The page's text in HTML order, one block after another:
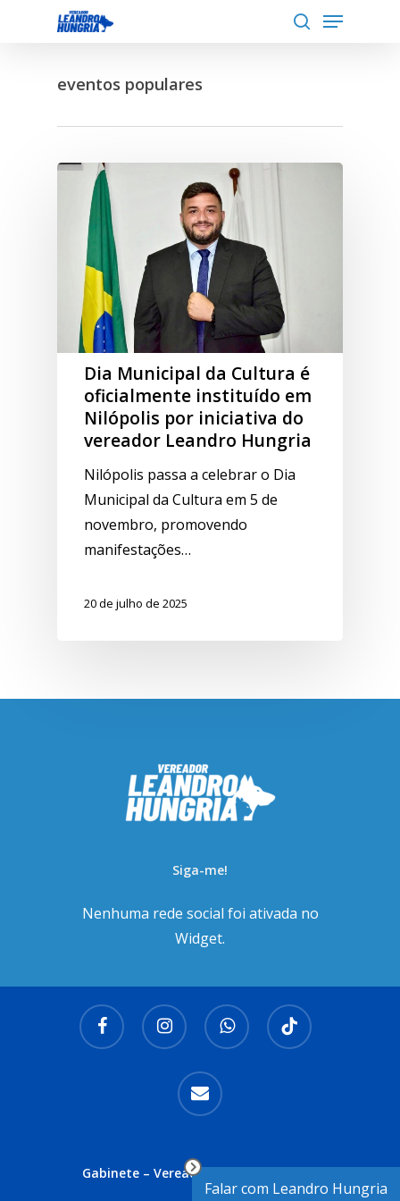
Menu
eventos populares
Dia Municipal da Cultura é
oficialmente instituído em
Nilópolis por iniciativa do
vereador Leandro Hungria
Nilópolis passa a celebrar o Dia
Municipal da Cultura em 5 de
novembro, promovendo
manifestações…
20 de julho de 2025
Siga-me!
Nenhuma rede social foi ativada no
Widget.
facebook instagram whatsapp tiktok
email
Gabinete – Vereador Leandro Hungria
Falar com Leandro Hungria